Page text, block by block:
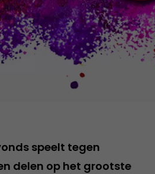
speelt tegen
delen op het grootste